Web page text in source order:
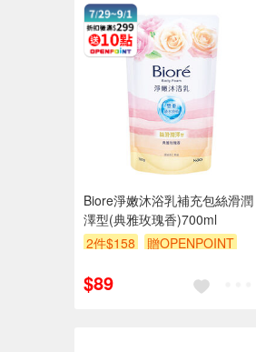
Biore淨嫩沐浴乳補充包絲滑潤
澤型(典雅玫瑰香)700ml
2件$158
贈OPENPOINT
$89